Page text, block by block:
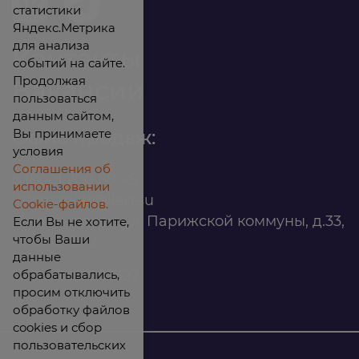
Контакты
Вакансии
Офис продаж:
infomarket@ilan.su
г. Красноярск, ул. Парижской коммуны, д.33,
помещ. 302
ИНН: 2465263327
статистики
Яндекс.Метрика
для анализа
событий на сайте.
Продолжая
пользоваться
данным сайтом,
Вы принимаете
условия
Соглашения об
использовании
Cookie-файлов.
Если Вы не хотите,
чтобы Ваши
данные
обрабатывались,
просим отключить
обработку файлов
cookies и сбор
пользовательских